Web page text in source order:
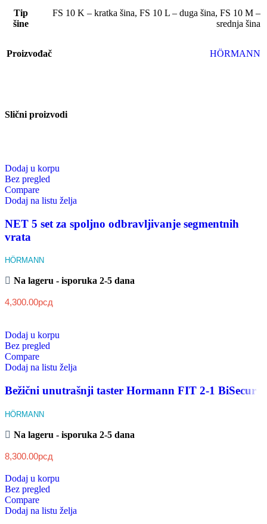
Tip
šine
FS 10 K – kratka šina, FS 10 L – duga šina, FS 10 M –
srednja šina
Proizvođač HÖRMANN
Slični proizvodi
Dodaj u korpu
Bez pregled
Compare
Dodaj na listu želja
NET 5 set za spoljno odbravljivanje segmentnih
vrata
HÖRMANN
Na lageru - isporuka 2-5 dana
4,300.00рсд
Dodaj u korpu
Bez pregled
Compare
Dodaj na listu želja
Bežični unutrašnji taster Hormann FIT 2-1 BiSecur
HÖRMANN
Na lageru - isporuka 2-5 dana
8,300.00рсд
Dodaj u korpu
Bez pregled
Compare
Dodaj na listu želja